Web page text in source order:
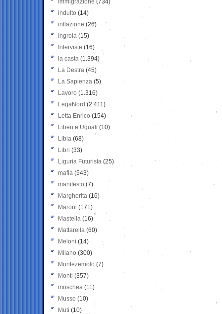
Immigrazione (734)
indulto (14)
inflazione (26)
Ingroia (15)
Interviste (16)
la casta (1.394)
La Destra (45)
La Sapienza (5)
Lavoro (1.316)
LegaNord (2.411)
Letta Enrico (154)
Liberi e Uguali (10)
Libia (68)
Libri (33)
Liguria Futurista (25)
mafia (543)
manifesto (7)
Margherita (16)
Maroni (171)
Mastella (16)
Mattarella (60)
Meloni (14)
Milano (300)
Montezemolo (7)
Monti (357)
moschea (11)
Musso (10)
Muti (10)